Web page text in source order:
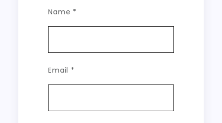
Name *
Email *